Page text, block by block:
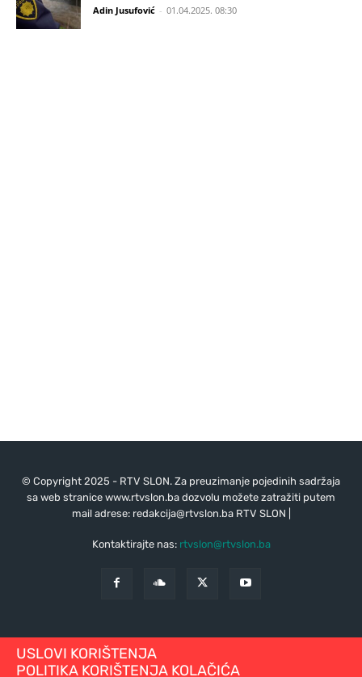
Adin Jusufović - 01.04.2025. 08:30
© Copyright 2025 - RTV SLON. Za preuzimanje pojedinih sadržaja
sa web stranice www.rtvslon.ba dozvolu možete zatražiti putem
mail adrese: redakcija@rtvslon.baRTV SLON |
Kontaktirajte nas: rtvslon@rtvslon.ba
USLOVI KORIŠTENJA
POLITIKA KORIŠTENJA KOLAČIĆA